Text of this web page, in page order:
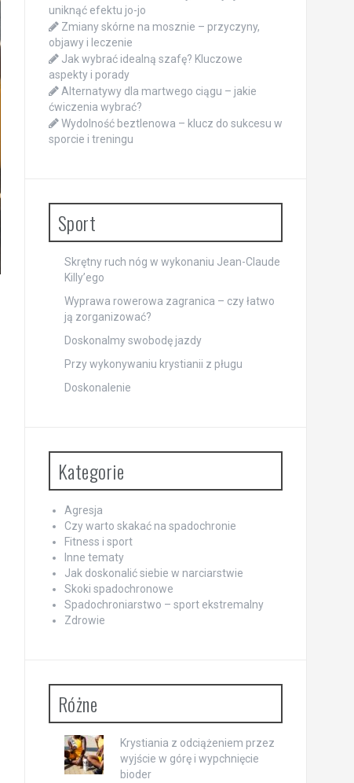
uniknąć efektu jo-jo
Zmiany skórne na mosznie – przyczyny,
objawy i leczenie
Jak wybrać idealną szafę? Kluczowe
aspekty i porady
Alternatywy dla martwego ciągu – jakie
ćwiczenia wybrać?
Wydolność beztlenowa – klucz do sukcesu w
sporcie i treningu
Sport
Skrętny ruch nóg w wykonaniu Jean-Claude
Killy’ego
Wyprawa rowerowa zagranica – czy łatwo
ją zorganizować?
Doskonalmy swobodę jazdy
Przy wykonywaniu krystianii z pługu
Doskonalenie
Kategorie
Agresja
Czy warto skakać na spadochronie
Fitness i sport
Inne tematy
Jak doskonalić siebie w narciarstwie
Skoki spadochronowe
Spadochroniarstwo – sport ekstremalny
Zdrowie
Różne
Krystiania z odciążeniem przez
wyjście w górę i wypchnięcie
bioder